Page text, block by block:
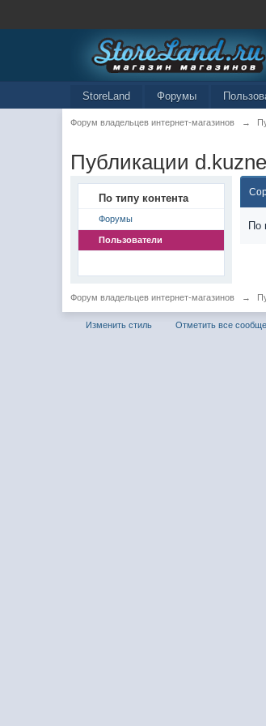
StoreLand Форумы
Форум владельцев интернет-магазинов →
Публикации
По типу контента
Форумы
Пользователи
По
Форум владельцев интернет-магазинов →
Изменить стиль Отметить все